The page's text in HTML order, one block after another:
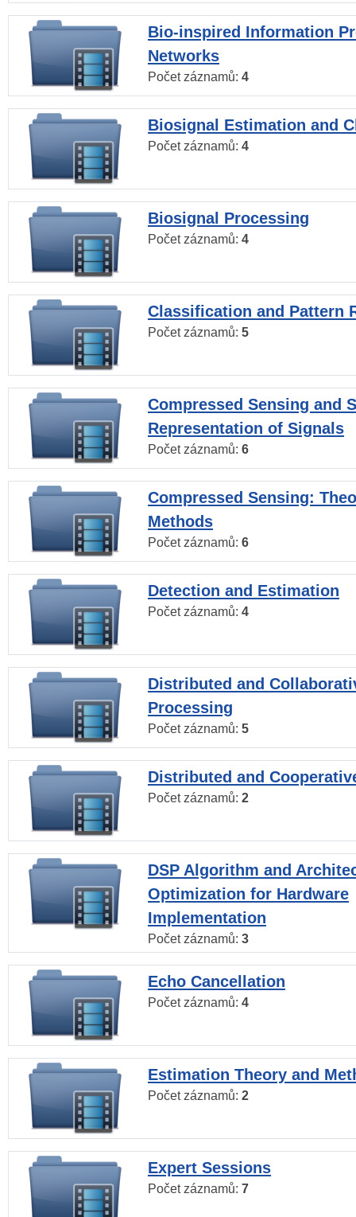
Bio-inspired Information
Networks
Počet záznamů: 4
Biosignal Estimation and
Počet záznamů: 4
Biosignal Processing
Počet záznamů: 4
Classification and Pattern
Počet záznamů: 5
Compressed Sensing and
Representation of Signals
Počet záznamů: 6
Compressed Sensing:
Methods
Počet záznamů: 6
Detection and Estimation
Počet záznamů: 4
Distributed and
Processing
Počet záznamů: 5
Distributed and
Počet záznamů: 2
DSP Algorithm and
Optimization for Hardware
Implementation
Počet záznamů: 3
Echo Cancellation
Počet záznamů: 4
Estimation Theory and
Počet záznamů: 2
Expert Sessions
Počet záznamů: 7